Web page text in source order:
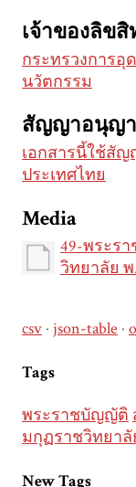
เจ้าของลิขสิ
กระทรวงการอุ
นวัตกรรม
สัญญาอนุญา
เอกสารนี้ใช้สั
ประเทศไทย
Media
49-พระร
วิทยาลัย พ
csv json-table
Tags
พระราชบัญญัติ
มกุฏราชวิทยาลั
New Tags